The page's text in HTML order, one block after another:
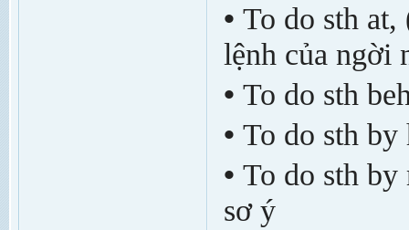
• To do sth at,
lệnh của ng­ời
• To do sth
• To do sth
• To do sth
sơ ý